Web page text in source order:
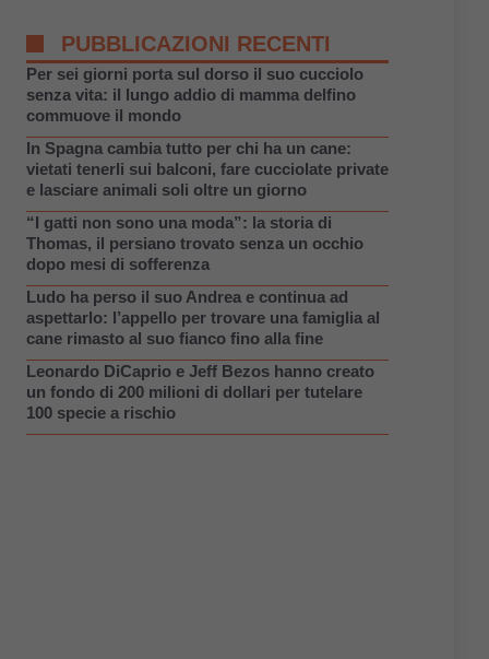
PUBBLICAZIONI RECENTI
Per sei giorni porta sul dorso il suo cucciolo
senza vita: il lungo addio di mamma delfino
commuove il mondo
In Spagna cambia tutto per chi ha un cane:
vietati tenerli sui balconi, fare cucciolate private
e lasciare animali soli oltre un giorno
“I gatti non sono una moda”: la storia di
Thomas, il persiano trovato senza un occhio
dopo mesi di sofferenza
Ludo ha perso il suo Andrea e continua ad
aspettarlo: l’appello per trovare una famiglia al
cane rimasto al suo fianco fino alla fine
Leonardo DiCaprio e Jeff Bezos hanno creato
un fondo di 200 milioni di dollari per tutelare
100 specie a rischio